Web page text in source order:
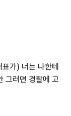
가) 너는 나한테
그러면 경찰에 고